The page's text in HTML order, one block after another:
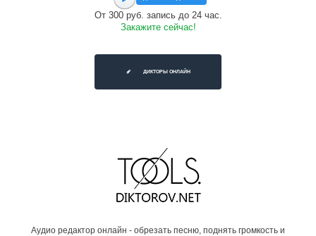
От 300 руб. запись до 24 час.
Закажите сейчас!
ДИКТОРЫ ОНЛАЙН
Аудио редактор онлайн - обрезать песню, поднять громкость и